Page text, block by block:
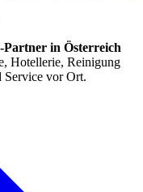
in Österreich
Hotellerie, Reinigung
vor Ort.